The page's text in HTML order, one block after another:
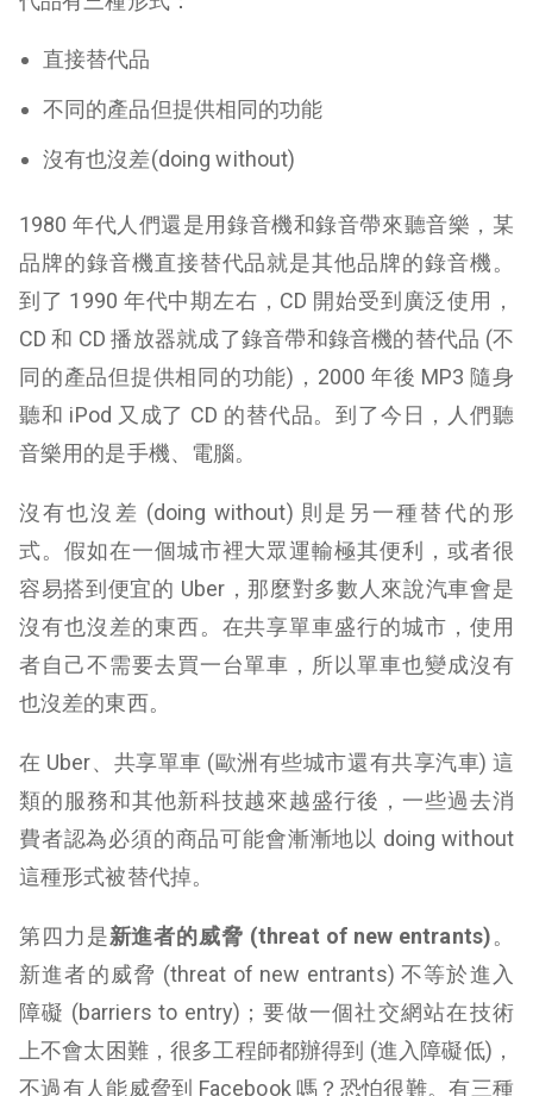
直接替代品
不同的產品但提供相同的功能
沒有也沒差(doing without)
1980 年代人們還是用錄音機和錄音帶來聽音樂，某
品牌的錄音機直接替代品就是其他品牌的錄音機。
到了 1990 年代中期左右，CD 開始受到廣泛使用，
CD 和 CD 播放器就成了錄音帶和錄音機的替代品 (不
同的產品但提供相同的功能)，2000 年後 MP3 隨身
聽和 iPod 又成了 CD 的替代品。到了今日，人們聽
音樂用的是手機、電腦。
沒有也沒差 (doing without) 則是另一種替代的形
式。假如在一個城市裡大眾運輸極其便利，或者很
容易搭到便宜的 Uber，那麼對多數人來說汽車會是
沒有也沒差的東西。在共享單車盛行的城市，使用
者自己不需要去買一台單車，所以單車也變成沒有
也沒差的東西。
在 Uber、共享單車 (歐洲有些城市還有共享汽車) 這
類的服務和其他新科技越來越盛行後，一些過去消
費者認為必須的商品可能會漸漸地以 doing without
這種形式被替代掉。
第四力是新進者的威脅 (threat of new entrants)。
新進者的威脅 (threat of new entrants) 不等於進入
障礙 (barriers to entry)；要做一個社交網站在技術
上不會太困難，很多工程師都辦得到 (進入障礙低)，
不過有人能威脅到 Facebook 嗎？恐怕很難。有三種